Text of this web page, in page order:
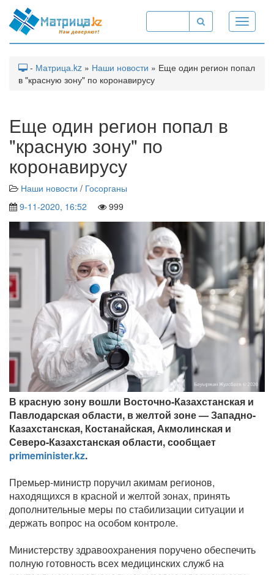
Toggle
- Матрица.kz » Наши новости » Еще один регион попал
в "красную зону" по коронавирусу
Еще один регион попал в
"красную зону" по
коронавирусу
Наши новости / Госорганы
9-11-2020, 16:52
999
В красную зону вошли Восточно-Казахстанская и
Павлодарская области, в желтой зоне — Западно-
Казахстанская, Костанайская, Акмолинская и
Северо-Казахстанская области, сообщает
primeminister.kz.
Премьер-министр поручил акимам регионов,
находящихся в красной и желтой зонах, принять
дополнительные меры по стабилизации ситуации и
держать вопрос на особом контроле.
Министерству здравоохранения поручено обеспечить
полную готовность всех медицинских служб на